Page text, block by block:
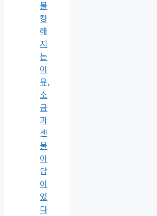
물
컹
해
지
는
이
유,
소
금
과
센
불
이
답
이
었
다